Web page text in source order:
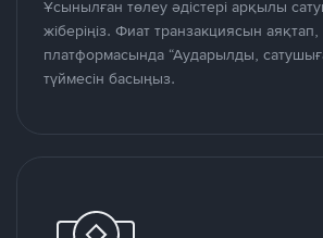
Ұсынылған төлеу әдістері арқылы
жіберіңіз. Фиат транзакциясын
платформасында “Аударылды,
түймесін басыңыз.